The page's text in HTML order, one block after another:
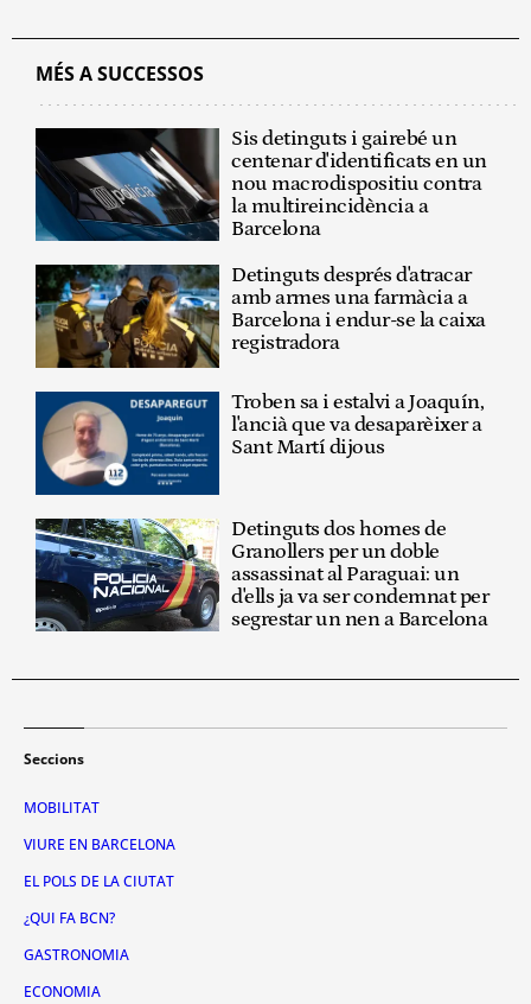
MÉS A SUCCESSOS
Sis detinguts i gairebé un
centenar d'identificats en un
nou macrodispositiu contra
la multireincidència a
Barcelona
Detinguts després d'atracar
amb armes una farmàcia a
Barcelona i endur-se la caixa
registradora
Troben sa i estalvi a Joaquín,
l'ancià que va desaparèixer a
Sant Martí dijous
Detinguts dos homes de
Granollers per un doble
assassinat al Paraguai: un
d'ells ja va ser condemnat per
segrestar un nen a Barcelona
Seccions
MOBILITAT
VIURE EN BARCELONA
EL POLS DE LA CIUTAT
¿QUI FA BCN?
GASTRONOMIA
ECONOMIA